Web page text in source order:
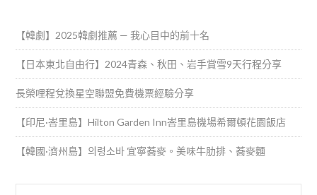
【韓劇】2025韓劇推薦 — 我心目中的前十名
【日本東北自由行】2024青森、秋田、岩手賞雪9天行程分享
長榮哩程兌換星空聯盟免費機票經驗分享
【印尼·峇里島】Hilton Garden Inn峇里島機場希爾頓花園飯店
【韓國·濟州島】의령소바 宜寧蕎麥。美味牛肋排、蕎麥麵